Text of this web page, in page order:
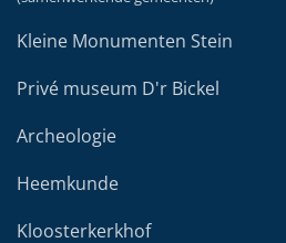
Kleine Monumenten Stein
Privé museum D'r Bickel
Archeologie
Heemkunde
Kloosterkerkhof